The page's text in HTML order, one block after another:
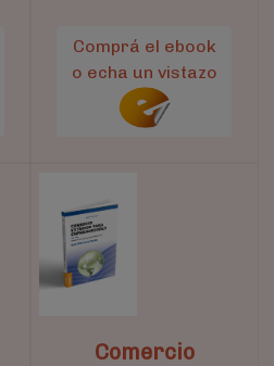
Comprá el ebook
o echa un vistazo
Comercio